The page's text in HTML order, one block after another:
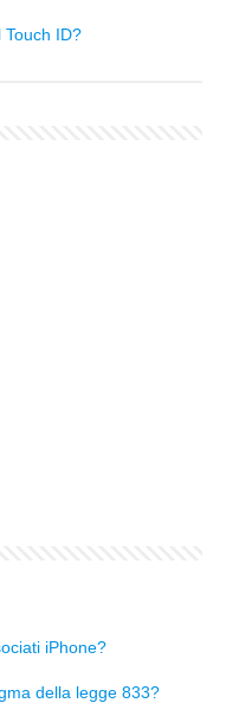
ID?
iPhone?
della legge 833?